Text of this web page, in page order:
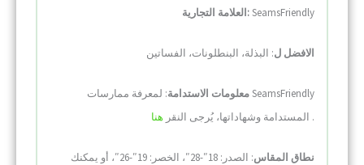
العلامة التجارية:SeamsFriendly
الافضل ل: البذلة، البنطلونات، الفساتين
معلومات الاستدامة: لمعرفة ممارسات SeamsFriendly
المستدامة وشهاداتها، يُرجى النقر .
نطاق المقاس
: الصدر: 18″-28″، الخصر: 19″-26″، أو يمكنك